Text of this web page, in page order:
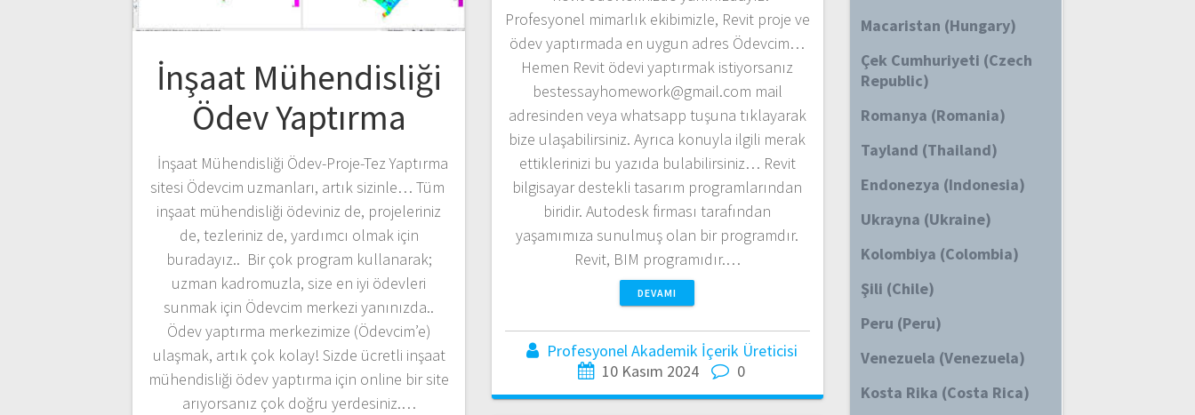
Profesyonel mimarlık ekibimizle, Revit proje ve
ödev yaptırmada en uygun adres Ödevcim…
Hemen Revit ödevi yaptırmak istiyorsanız
bestessayhomework@gmail.com mail
adresinden veya whatsapp tuşuna tıklayarak
bize ulaşabilirsiniz. Ayrıca konuyla ilgili merak
ettiklerinizi bu yazıda bulabilirsiniz… Revit
bilgisayar destekli tasarım programlarından
biridir. Autodesk firması tarafından
yaşamımıza sunulmuş olan bir programdır.
Revit, BIM programıdır.…
DEVAMI
Profesyonel Akademik İçerik Üreticisi
10 Kasım 2024
0
İnşaat Mühendisliği
Ödev Yaptırma
İnşaat Mühendisliği Ödev-Proje-Tez Yaptırma
sitesi Ödevcim uzmanları, artık sizinle… Tüm
inşaat mühendisliği ödeviniz de, projeleriniz
de, tezleriniz de, yardımcı olmak için
buradayız.. Bir çok program kullanarak;
uzman kadromuzla, size en iyi ödevleri
sunmak için Ödevcim merkezi yanınızda..
Ödev yaptırma merkezimize (Ödevcim’e)
ulaşmak, artık çok kolay! Sizde ücretli inşaat
mühendisliği ödev yaptırma için online bir site
arıyorsanız çok doğru yerdesiniz.…
Macaristan (Hungary)
Çek Cumhuriyeti (Czech
Republic)
Romanya (Romania)
Tayland (Thailand)
Endonezya (Indonesia)
Ukrayna (Ukraine)
Kolombiya (Colombia)
Şili (Chile)
Peru (Peru)
Venezuela (Venezuela)
Kosta Rika (Costa Rica)